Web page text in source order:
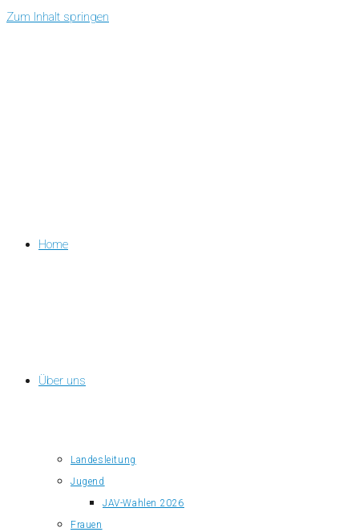
Zum Inhalt springen
Home
Über uns
Landesleitung
Jugend
JAV-Wahlen 2026
Frauen